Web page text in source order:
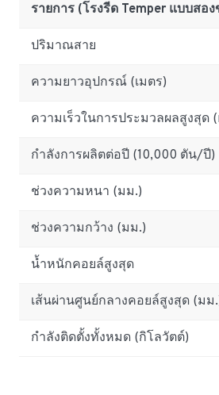
รายการ (โรงรีด Temper แบบสอง
ปริมาณสาย
ความยาวอุปกรณ์ (เมตร)
ความเร็วในการประมวลผลสูงสุด
กำลังการผลิตต่อปี (10,000 ตัน/ปี)
ช่วงความหนา (มม.)
ช่วงความกว้าง (มม.)
น้ำหนักคอยล์สูงสุด
เส้นผ่านศูนย์กลางคอยล์สูงสุด (มม
กำลังติดตั้งทั้งหมด (กิโลวัตต์)